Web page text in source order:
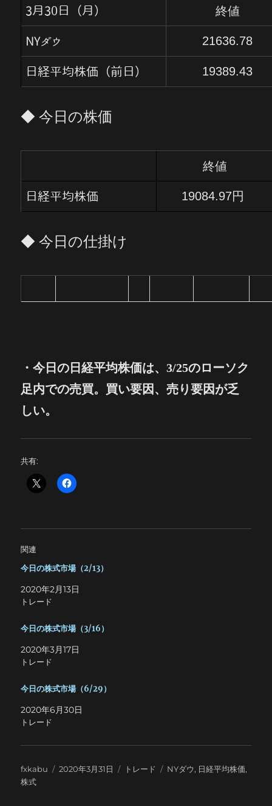
3月30日（月） 終値
NYダウ 21636.78
日経平均株価（前日） 19389.43
◆ 今日の株価
終値
日経平均株価 19084.97円
◆ 今日の仕掛け
・今日の 日経平均株価は、3/25のローソク
足内での売買。買い要因、売り要因が乏
しい。
共有:
関連
今日の株式市場（2/13）
2020年2月13日
トレード
今日の株式市場（3/16）
2020年3月17日
トレード
今日の株式市場（6/29）
2020年6月30日
トレード
投
稿
fxkabu
投
2020年3月31日
カ
トレード
タ
NYダウ, 日経平均株価,
株式